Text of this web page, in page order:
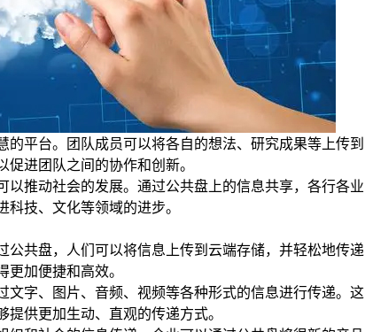
平台。团队成员可以将各自的想法、研究成果等上传到
进团队之间的协作和创新。
推动社会的发展。通过公共盘上的信息共享，各行各业
技、文化等领域的进步。
共盘，人们可以将信息上传到云端存储，并轻松地传递
加便捷和高效。
字、图片、音频、视频等各种形式的信息进行传递。这
供更加生动、直观的传递方式。